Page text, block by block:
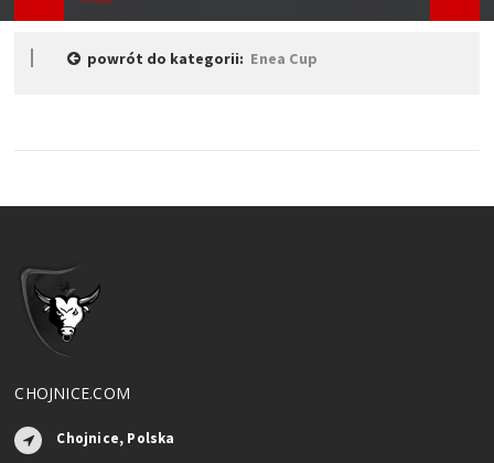
powrót do kategorii: Enea Cup
CHOJNICE.COM
Chojnice, Polska